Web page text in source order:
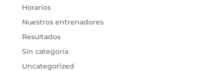
Horarios
Nuestros entrenadores
Resultados
Sin categoría
Uncategorized